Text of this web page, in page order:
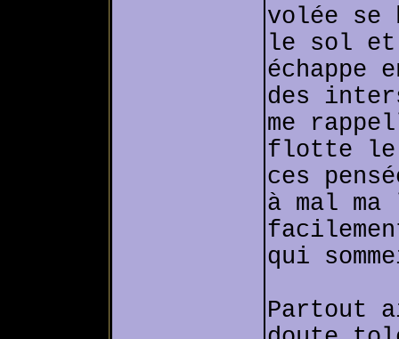
volée se
le sol et
échappe
des
me
flotte le
ces
à mal
qui
Partout